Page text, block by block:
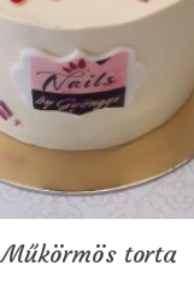
Műkörmös torta